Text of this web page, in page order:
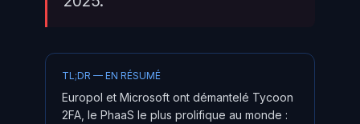
TL;DR — EN RÉSUMÉ
Europol et Microsoft ont démantelé Tycoon
2FA, le PhaaS le plus prolifique au monde :